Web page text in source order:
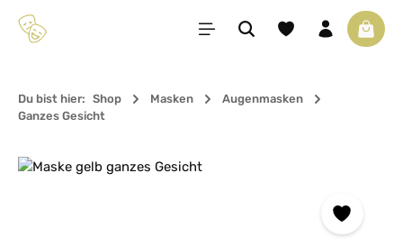
Zum Hauptinhalt springen Du hast 0 Produkte
Du bist hier: Shop Masken
Augenmasken
Ganzes Gesicht
Bildergalerie überspringen